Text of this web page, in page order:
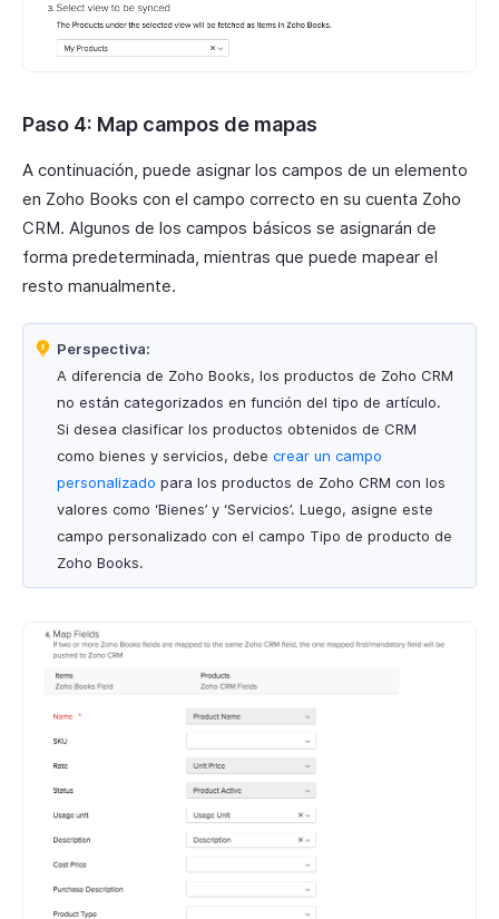
Paso 4: Map campos de mapas
A continuación, puede asignar los campos de un elemento
en Zoho Books con el campo correcto en su cuenta Zoho
CRM. Algunos de los campos básicos se asignarán de
forma predeterminada, mientras que puede mapear el
resto manualmente.
Perspectiva:
A diferencia de Zoho Books, los productos de Zoho CRM
no están categorizados en función del tipo de artículo.
Si desea clasificar los productos obtenidos de CRM
como bienes y servicios, debe crear un campo
personalizado para los productos de Zoho CRM con los
valores como ‘Bienes’ y ‘Servicios’. Luego, asigne este
campo personalizado con el campo Tipo de producto de
Zoho Books.